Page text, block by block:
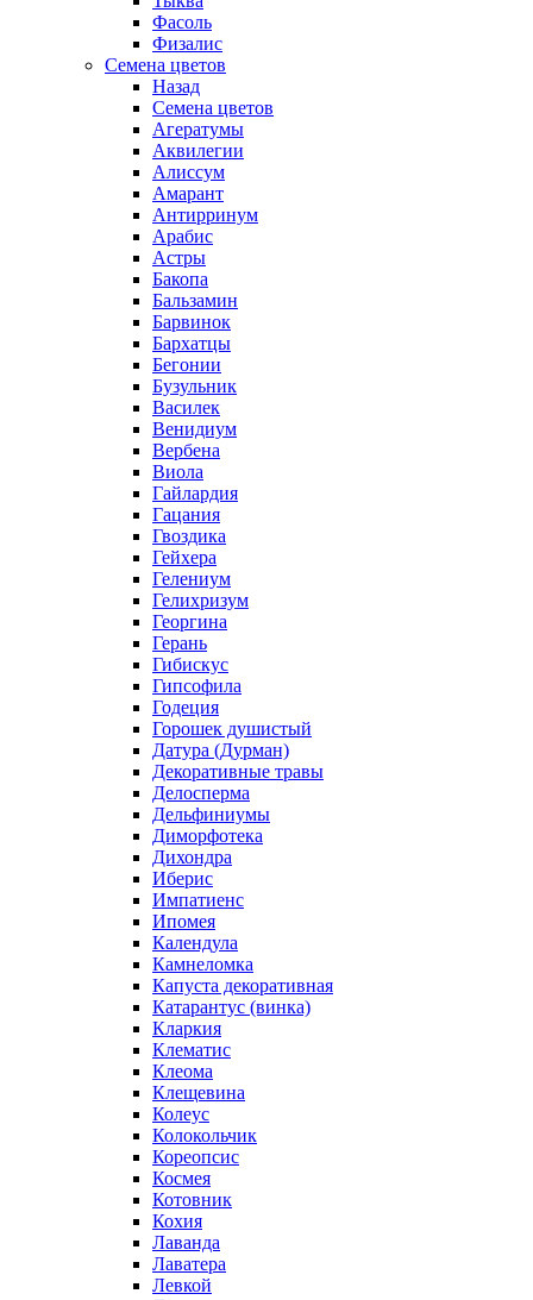
Фасоль
Физалис
Семена цветов
Назад
Семена цветов
Агератумы
Аквилегии
Алиссум
Амарант
Антирринум
Арабис
Астры
Бакопа
Бальзамин
Барвинок
Бархатцы
Бегонии
Бузульник
Василек
Венидиум
Вербена
Виола
Гайлардия
Гацания
Гвоздика
Гейхера
Гелениум
Гелихризум
Георгина
Герань
Гибискус
Гипсофила
Годеция
Горошек душистый
Датура (Дурман)
Декоративные травы
Делосперма
Дельфиниумы
Диморфотека
Дихондра
Иберис
Импатиенс
Ипомея
Календула
Камнеломка
Капуста декоративная
Катарантус (винка)
Кларкия
Клематис
Клеома
Клещевина
Колеус
Колокольчик
Кореопсис
Космея
Котовник
Кохия
Лаванда
Лаватера
Левкой